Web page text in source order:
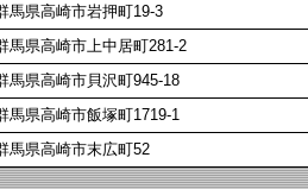
馬県高崎市岩押町19-3
馬県高崎市上中居町281-2
馬県高崎市貝沢町945-18
馬県高崎市飯塚町1719-1
馬県高崎市末広町52